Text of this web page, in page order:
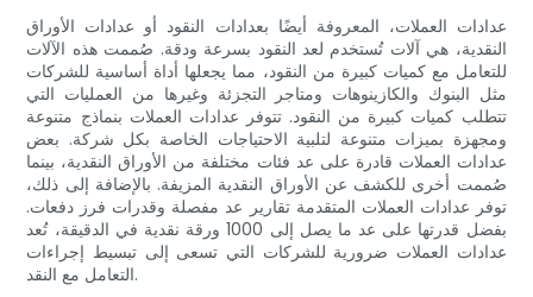
عدادات العملات، المعروفة أيضًا بعدادات النقود أو عدادات الأوراق
النقدية، هي آلات تُستخدم لعد النقود بسرعة ودقة. صُممت هذه الآلات
للتعامل مع كميات كبيرة من النقود، مما يجعلها أداة أساسية للشركات
مثل البنوك والكازينوهات ومتاجر التجزئة وغيرها من العمليات التي
تتطلب كميات كبيرة من النقود. تتوفر عدادات العملات بنماذج متنوعة
ومجهزة بميزات متنوعة لتلبية الاحتياجات الخاصة بكل شركة. بعض
عدادات العملات قادرة على عد فئات مختلفة من الأوراق النقدية، بينما
صُممت أخرى للكشف عن الأوراق النقدية المزيفة. بالإضافة إلى ذلك،
توفر عدادات العملات المتقدمة تقارير عد مفصلة وقدرات فرز دفعات.
بفضل قدرتها على عد ما يصل إلى 1000 ورقة نقدية في الدقيقة، تُعد
عدادات العملات ضرورية للشركات التي تسعى إلى تبسيط إجراءات
التعامل مع النقد.